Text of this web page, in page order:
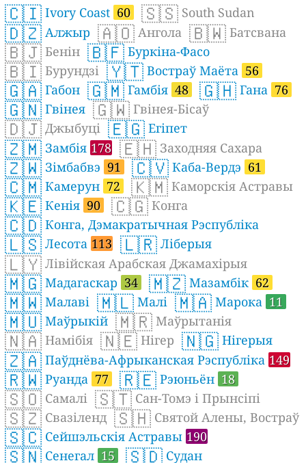
🇨🇮 Ivory Coast 60 🇸🇸 South Sudan
🇩🇿 Алжыр 🇦🇴 Ангола 🇧🇼 Батсвана
🇧🇯 Бенін 🇧🇫 Буркіна-Фасо
🇧🇮 Бурундзі 🇾🇹 Востраў Маёта 56
🇬🇦 Габон 🇬🇲 Гамбія 48 🇬🇭 Гана 76
🇬🇳 Гвінея 🇬🇼 Гвінея-Бісаў
🇩🇯 Джыбуці 🇪🇬 Егіпет
🇿🇲 Замбія 178 🇪🇭 Заходняя Сахара
🇿🇼 Зімбабвэ 91 🇨🇻 Каба-Вердэ 61
🇨🇲 Камерун 72 🇰🇲 Каморскія Астравы
🇰🇪 Кенія 90 🇨🇬 Конга
🇨🇩 Конга, Дэмакратычная Рэспубліка
🇱🇸 Лесота 113 🇱🇷 Ліберыя
🇱🇾 Лівійская Арабская Джамахірыя
🇲🇬 Мадагаскар 34 🇲🇿 Мазамбік 62
🇲🇼 Малаві 🇲🇱 Малі 🇲🇦 Марока 11
🇲🇺 Маўрыкій 🇲🇷 Маўрытанія
🇳🇦 Намібія 🇳🇪 Нігер 🇳🇬 Нігерыя
🇿🇦 Паўднёва-Афрыканская Рэспубліка 149
🇷🇼 Руанда 77 🇷🇪 Рэюньён 18
🇸🇴 Самалі 🇸🇹 Сан-Томэ і Прынсіпі
🇸🇿 Свазіленд 🇸🇭 Святой Алены, Востраў
🇸🇨 Сейшэльскія Астравы 190
🇸🇳 Сенегал 15 🇸🇩 Судан